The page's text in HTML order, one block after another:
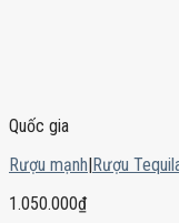
Quốc gia
Rượu mạnh|Rượu
1.050.000₫